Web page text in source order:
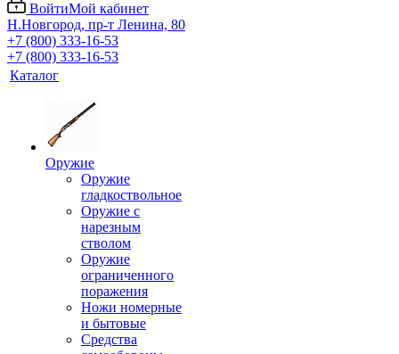
ВойтиМой кабинет
Н.Новгород, пр-т Ленина, 80
+7 (800) 333-16-53
+7 (800) 333-16-53
Каталог
Оружие
Оружие
гладкоствольное
Оружие с
нарезным
стволом
Оружие
ограниченного
поражения
Ножи номерные
и бытовые
Средства